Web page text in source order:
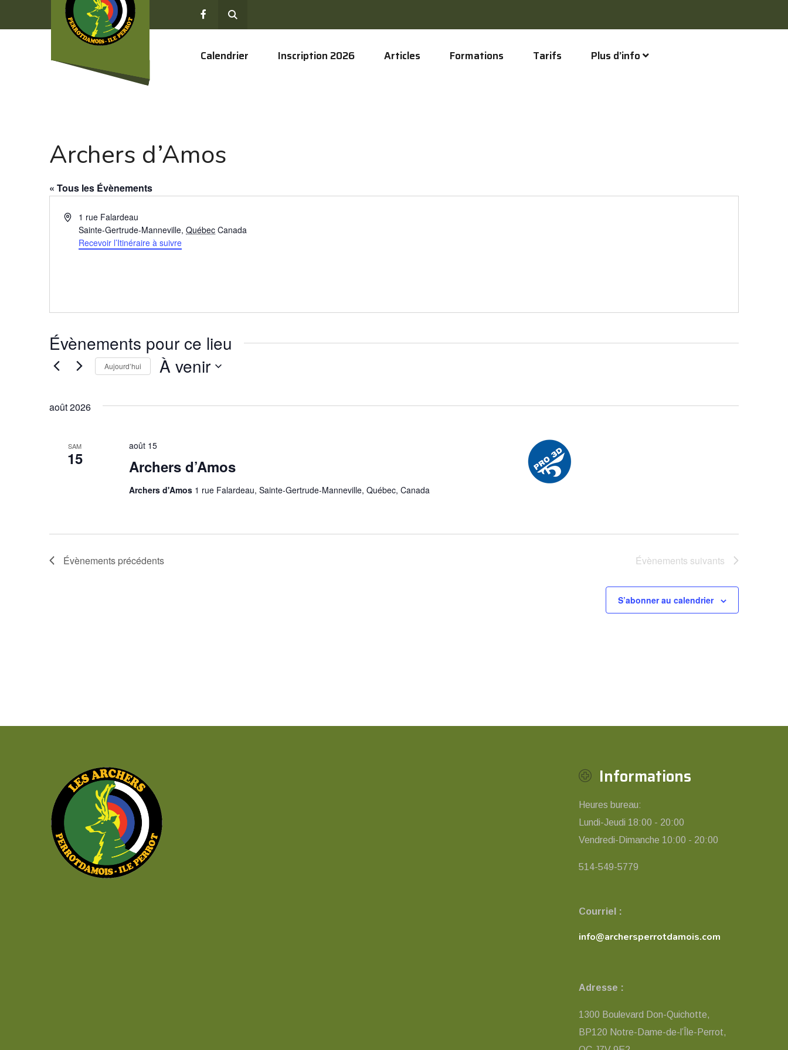
Calendrier Inscription 2026 Articles Formations Tarifs Plus d’info
Archers d’Amos
« Tous les Évènements
Adresse1 rue Falardeau
Sainte-Gertrude-Manneville, Québec Canada
Recevoir l’Itinéraire à suivre
Évènements pour ce lieu
Aujourd’hui À venir
août 2026
SAM
15 Archers d’Amos
août 15
Archers d'Amos 1 rue Falardeau, Sainte-Gertrude-Manneville, Québec, Canada
Évènements précédents Évènements suivants
S’abonner au calendrier
Informations
Heures bureau:
Lundi-Jeudi 18:00 - 20:00
Vendredi-Dimanche 10:00 - 20:00
514-549-5779
Courriel :
info@archersperrotdamois.com
Adresse :
1300 Boulevard Don-Quichotte,
BP120 Notre-Dame-de-l’Île-Perrot,